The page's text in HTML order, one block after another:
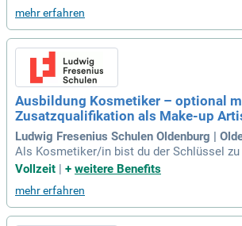
tsprozessen. Deine Hauptaufgaben
hochwertiger Fahrzeugvisualisierungen in
nd Cinema 4D. Zudem optimierst du
n und Render-Settings, um erstklassige
en. Enge Zusammenarbeit mit unserem
sorgt für einen konsistenten Premium-
ale Automobilhersteller begeistert. Werde
n und gestalte die Zukunft der
mehr erfahren
Ausbildung Kosmetiker – optional
Zusatzqualifikation als Make-up
Ludwig Fresenius Schulen Oldenburg |
Als Kosmetiker/in bist du der Schlüssel zu
en und gesunden Hautbild. Du wendest
heinungsbild zu verbessern. Zudem
t durch die Haarentfernung und pflegst
Vollzeit
+ weitere Benefits
mehr erfahren